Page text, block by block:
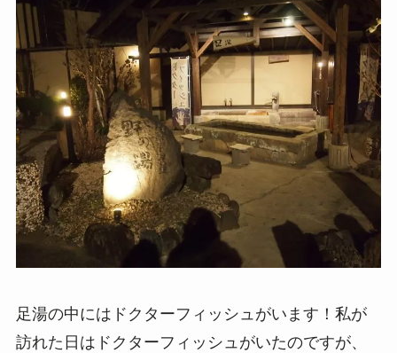
足湯の中にはドクターフィッシュがいます！私が
訪れた日はドクターフィッシュがいたのですが、